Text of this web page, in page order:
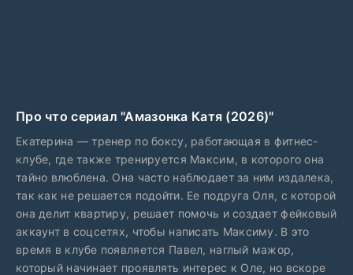
Про что сериал "Амазонка Катя (2026)"
Екатерина — тренер по боксу, работающая в фитнес-
клубе, где также тренируется Максим, в которого она
тайно влюблена. Она часто наблюдает за ним издалека,
так как не решается подойти. Ее подруга Оля, с которой
она делит квартиру, решает помочь и создает фейковый
аккаунт в соцсетях, чтобы написать Максиму. В это
время в клубе появляется Павел, наглый мажор,
который начинает проявлять интерес к Оле, но вскоре